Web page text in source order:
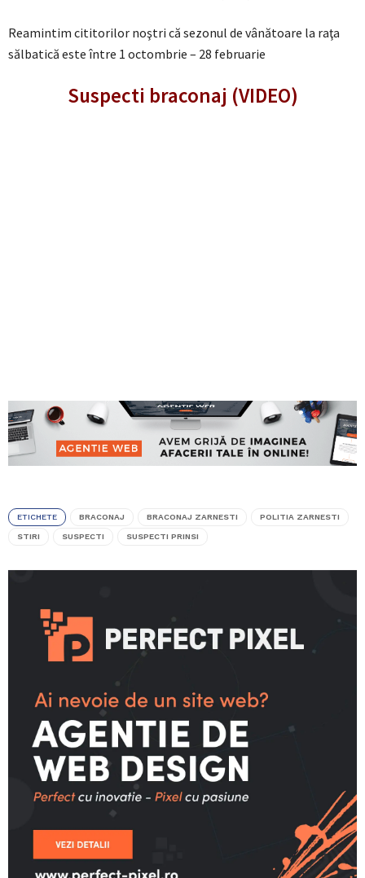
Reamintim cititorilor noştri că sezonul de vânătoare la raţa
sălbatică este între 1 octombrie – 28 februarie
Suspecti braconaj (VIDEO)
ETICHETE BRACONAJ BRACONAJ ZARNESTI POLITIA ZARNESTI
STIRI SUSPECTI SUSPECTI PRINSI